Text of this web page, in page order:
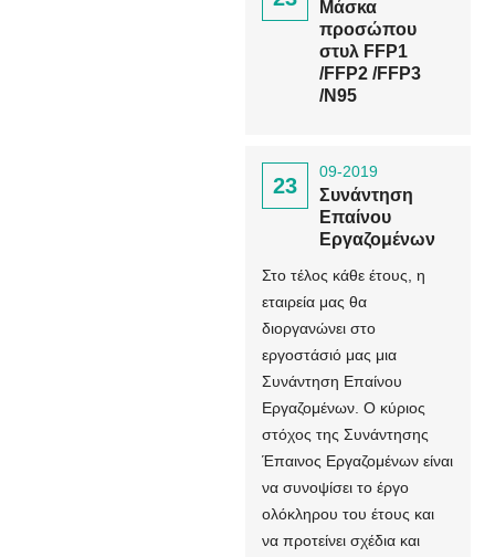
Μάσκα
προσώπου
στυλ FFP1
/FFP2 /FFP3
/N95
23
09-2019
Συνάντηση
Επαίνου
Εργαζομένων
Στο τέλος κάθε έτους, η
εταιρεία μας θα
διοργανώνει στο
εργοστάσιό μας μια
Συνάντηση Επαίνου
Εργαζομένων. Ο κύριος
στόχος της Συνάντησης
Έπαινος Εργαζομένων είναι
να συνοψίσει το έργο
ολόκληρου του έτους και
να προτείνει σχέδια και